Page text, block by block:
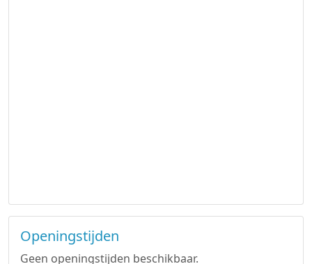
Openingstijden
Geen openingstijden beschikbaar.